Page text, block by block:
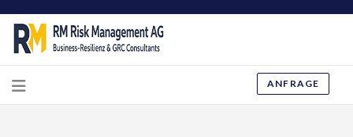
ANFRAGE